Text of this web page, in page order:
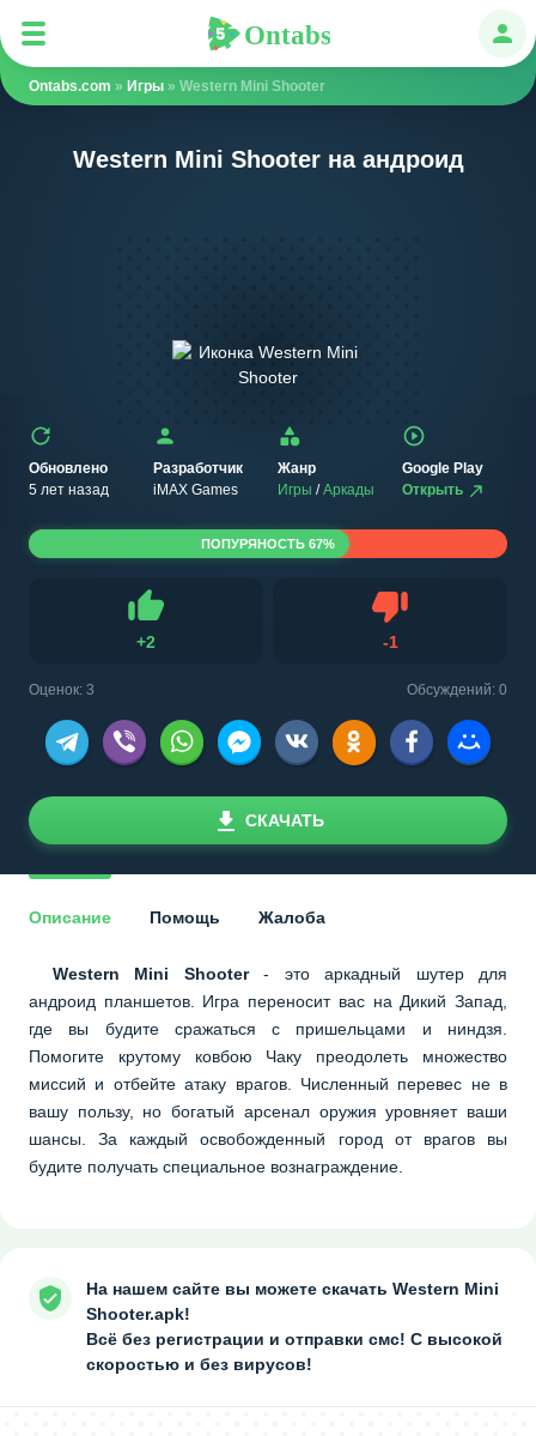
Ontabs
Ontabs.com » Игры » Western Mini Shooter
Western Mini Shooter на андроид
Обновлено
5 лет назад
Разработчик
iMAX Games
Жанр
Игры /Аркады
Google Play
Открыть
+2
Нравится
-1
Оценок: 3 Обсуждений: 0
ПОПУРЯНОСТЬ 67%
СКАЧАТЬ
Описание Помощь Жалоба
Western Mini Shooter- это аркадный шутер для
андроид планшетов. Игра переносит вас на Дикий Запад,
где вы будите сражаться с пришельцами и ниндзя.
Помогите крутому ковбою Чаку преодолеть множество
миссий и отбейте атаку врагов. Численный перевес не в
вашу пользу, но богатый арсенал оружия уровняет ваши
шансы. За каждый освобожденный город от врагов вы
будите получать специальное вознаграждение.
На нашем сайте вы можете скачать Western Mini
Shooter.apk!
Всё без регистрации и отправки смс! С высокой
скоростью и без вирусов!